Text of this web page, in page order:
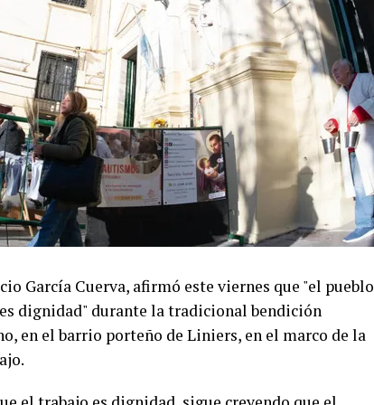
García Cuerva, afirmó este viernes que "el pueblo
dignidad" durante la tradicional bendición
en el barrio porteño de Liniers, en el marco de la